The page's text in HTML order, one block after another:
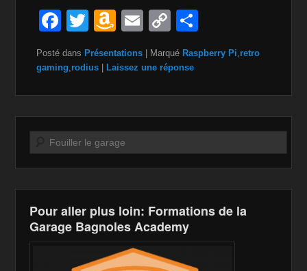
F
c
o
o
k
T
wi
tt
A
a
n
W
is
h
Li
st
E
ail
C
p
n
k
ta
Posté dans Présentations Marqué Raspberry Pi,retro
gaming,rodius Laissez une réponse
Recherche
Pour aller plus loin: Formations de la
Garage Bagnoles Academy